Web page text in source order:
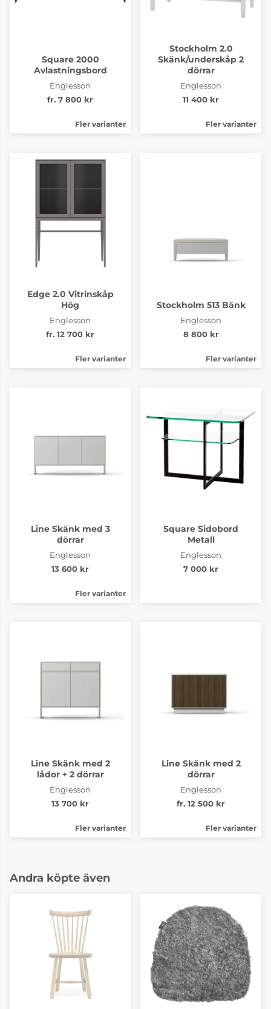
Square 2000
Avlastningsbord
Englesson
fr. 7 800 kr
Fler varianter
Stockholm 2.0
Skänk/underskåp 2
dörrar
Englesson
11 400 kr
Fler varianter
Edge 2.0 Vitrinskåp
Hög
Englesson
fr. 12 700 kr
Fler varianter
Stockholm 513 Bänk
Englesson
8 800 kr
Fler varianter
Line Skänk med 3
dörrar
Englesson
13 600 kr
Fler varianter
Square Sidobord
Metall
Englesson
7 000 kr
Line Skänk med 2
lådor + 2 dörrar
Englesson
13 700 kr
Fler varianter
Line Skänk med 2
dörrar
Englesson
fr. 12 500 kr
Fler varianter
Andra köpte även